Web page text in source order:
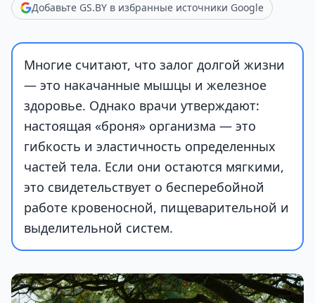
Добавьте GS.BY в избранные источники Google
Многие считают, что залог долгой жизни
— это накачанные мышцы и железное
здоровье. Однако врачи утверждают:
настоящая «броня» организма — это
гибкость и эластичность определенных
частей тела. Если они остаются мягкими,
это свидетельствует о бесперебойной
работе кровеносной, пищеварительной и
выделительной систем.